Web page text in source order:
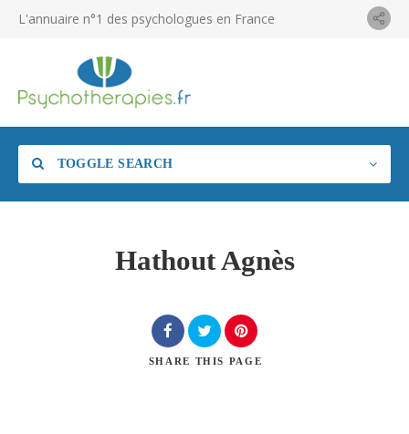
L'annuaire n°1 des psychologues en France
TOGGLE SEARCH
Hathout Agnès
SHARE THIS PAGE